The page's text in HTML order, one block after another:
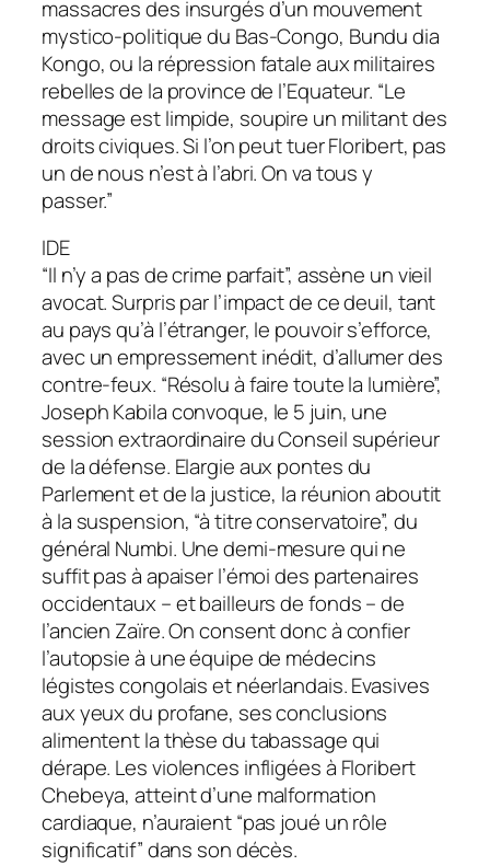
massacres des insurgés d’un mouvement
mystico-politique du Bas-Congo, Bundu dia
Kongo, ou la répression fatale aux militaires
rebelles de la province de l’Equateur. “Le
message est limpide, soupire un militant des
droits civiques. Si l’on peut tuer Floribert, pas
un de nous n’est à l’abri. On va tous y
passer.”
IDE
“Il n’y a pas de crime parfait”, assène un vieil
avocat. Surpris par l’impact de ce deuil, tant
au pays qu’à l’étranger, le pouvoir s’efforce,
avec un empressement inédit, d’allumer des
contre-feux. “Résolu à faire toute la lumière”,
Joseph Kabila convoque, le 5 juin, une
session extraordinaire du Conseil supérieur
de la défense. Elargie aux pontes du
Parlement et de la justice, la réunion aboutit
à la suspension, “à titre conservatoire”, du
général Numbi. Une demi-mesure qui ne
suffit pas à apaiser l’émoi des partenaires
occidentaux – et bailleurs de fonds – de
l’ancien Zaïre. On consent donc à confier
l’autopsie à une équipe de médecins
légistes congolais et néerlandais. Evasives
aux yeux du profane, ses conclusions
alimentent la thèse du tabassage qui
dérape. Les violences infligées à Floribert
Chebeya, atteint d’une malformation
cardiaque, n’auraient “pas joué un rôle
significatif” dans son décès.